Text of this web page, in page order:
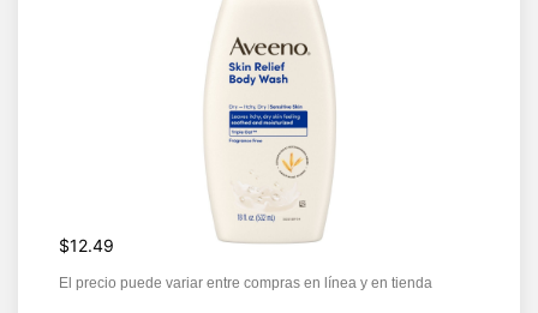
$12.49
El precio puede variar entre compras en línea y en tienda